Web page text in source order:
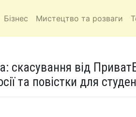
Бізнес Мистецтво та розваги
скасування від
та повістки для